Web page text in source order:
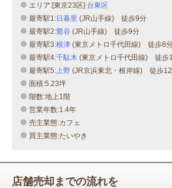
エリア:[東京23区] 台東区
最寄駅1:日暮里 (JR山手線) 徒歩9分
最寄駅2:鶯谷 (JR山手線) 徒歩9分
最寄駅3:根津 (東京メトロ千代田線) 徒歩8
最寄駅4:千駄木 (東京メトロ千代田線) 徒歩
最寄駅5: 上野 (JR京浜東北・根岸線) 徒歩
面積:5.23坪
階数:地上1階
営業年数:1.4年
売主業態:カフェ
買主業態:たいやき
店舗売却までの流れを